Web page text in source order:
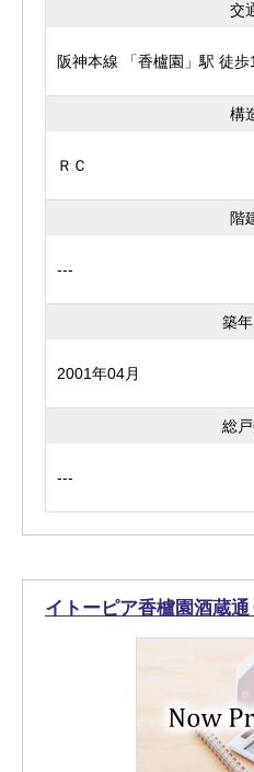
交
阪神本線 「香櫨園」駅 徒歩
構
ＲＣ
階
---
築年
2001年04月
総
---
イトーピア香櫨園酒蔵通